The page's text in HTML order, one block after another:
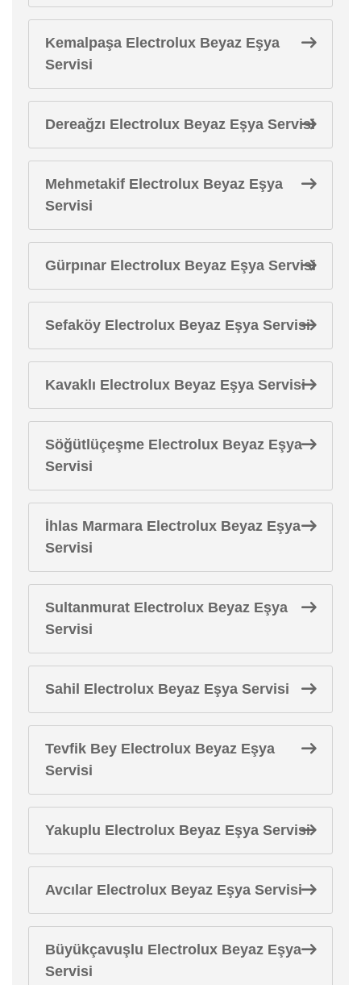
Kemalpaşa Electrolux Beyaz Eşya
Servisi
Dereağzı Electrolux Beyaz Eşya Servisi
Mehmetakif Electrolux Beyaz Eşya
Servisi
Gürpınar Electrolux Beyaz Eşya Servisi
Sefaköy Electrolux Beyaz Eşya Servisi
Kavaklı Electrolux Beyaz Eşya Servisi
Söğütlüçeşme Electrolux Beyaz Eşya
Servisi
İhlas Marmara Electrolux Beyaz Eşya
Servisi
Sultanmurat Electrolux Beyaz Eşya
Servisi
Sahil Electrolux Beyaz Eşya Servisi
Tevfik Bey Electrolux Beyaz Eşya
Servisi
Yakuplu Electrolux Beyaz Eşya Servisi
Avcılar Electrolux Beyaz Eşya Servisi
Büyükçavuşlu Electrolux Beyaz Eşya
Servisi